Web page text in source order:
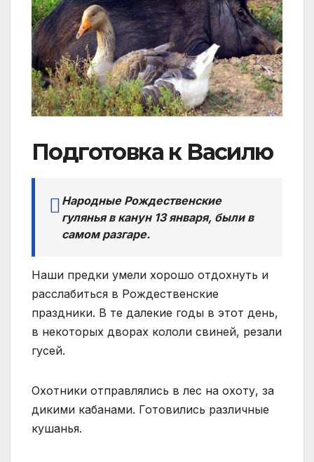
Подготовка к Василю
Народные Рождественские
гулянья в канун 13 января, были в
самом разгаре.
Наши предки умели хорошо отдохнуть и
расслабиться в Рождественские
праздники. В те далекие годы в этот день,
в некоторых дворах кололи свиней, резали
гусей.
Охотники отправлялись в лес на охоту, за
дикими кабанами. Готовились различные
кушанья.